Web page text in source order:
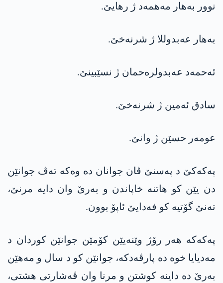
نوور به‌هار مه‌همه‌د ژ رهایێ.
به‌هار عه‌بدوللا ژ شرنه‌خێ.
ئه‌حمه‌د عه‌بدولره‌حمان ژ نسێبینێ.
سادق ئه‌مین ژ شرنه‌خێ.
عومه‌ر حسێن ژ وانێ.
په‌كه‌كێ د په‌سنێ ڤان جوانان ده‌ وه‌كه‌ ته‌ڤ جوانێن
دن یێن كو هاتنه‌ خاپاندن و به‌رێ وان دایه‌ مرنێ،
ته‌نێ گۆتیه‌ كو فه‌دایێ ئاپۆ بوون.
په‌كه‌كه‌ هه‌ر رۆژ وێنه‌یێن كۆمێن جوانێن كوردان د
مه‌دیایا خوه‌ ده‌ پارڤه‌دكه‌، جوانێن كو د سال و مه‌هێن
به‌رێ ده‌ داینه‌ كوشتن و مرنا وان ڤه‌شارتی هشتی،